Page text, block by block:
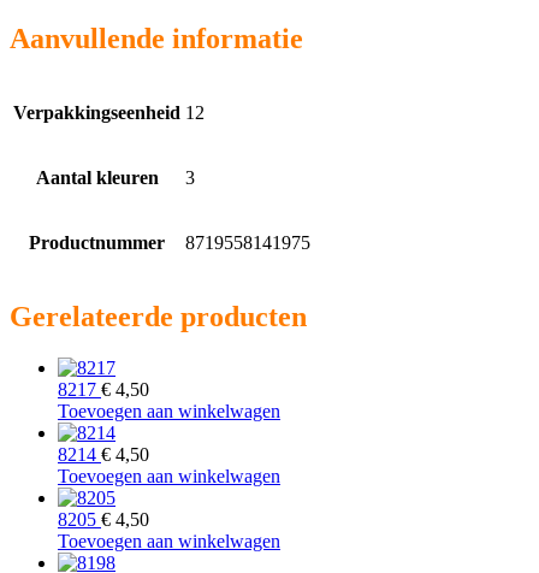
Aanvullende informatie
Verpakkingseenheid 12
Aantal kleuren 3
Productnummer 8719558141975
Gerelateerde producten
8217 € 4,50
Toevoegen aan winkelwagen
8214 € 4,50
Toevoegen aan winkelwagen
8205 € 4,50
Toevoegen aan winkelwagen